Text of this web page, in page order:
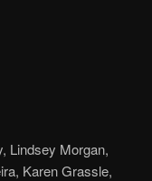
Lindsey Morgan,
Karen Grassle,